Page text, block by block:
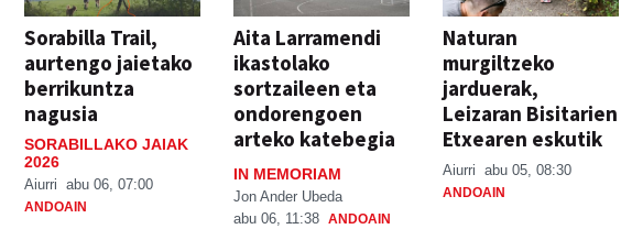
Sorabilla Trail,
aurtengo jaietako
berrikuntza
nagusia
SORABILLAKO JAIAK
2026
Aiurri abu 06, 07:00
ANDOAIN
Aita Larramendi
ikastolako
sortzaileen eta
ondorengoen
arteko katebegia
IN MEMORIAM
Jon Ander Ubeda
abu 06, 11:38 ANDOAIN
Naturan
murgiltzeko
jarduerak,
Leizaran Bisitarien
Etxearen eskutik
Aiurri abu 05, 08:30
ANDOAIN